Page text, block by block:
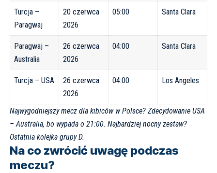
Turcja –
Paragwaj
20 czerwca
2026
05:00 Santa Clara
Paragwaj –
Australia
26 czerwca
2026
04:00 Santa Clara
Turcja – USA
26 czerwca
2026
04:00 Los Angeles
Najwygodniejszy mecz dla kibiców w Polsce? Zdecydowanie USA
– Australia, bo wypada o 21:00. Najbardziej nocny zestaw?
Ostatnia kolejka grupy D.
Na co zwrócić uwagę podczas
meczu?